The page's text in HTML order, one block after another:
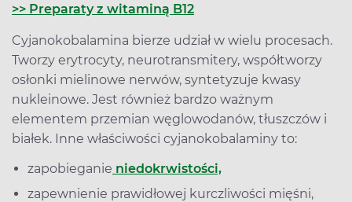
>> Preparaty z witaminą B12
Cyjanokobalamina bierze udział w wielu procesach.
Tworzy erytrocyty, neurotransmitery, współtworzy
osłonki mielinowe nerwów, syntetyzuje kwasy
nukleinowe. Jest również bardzo ważnym
elementem przemian węglowodanów, tłuszczów i
białek. Inne właściwości cyjanokobalaminy to:
zapobieganie niedokrwistości,
zapewnienie prawidłowej kurczliwości mięśni,